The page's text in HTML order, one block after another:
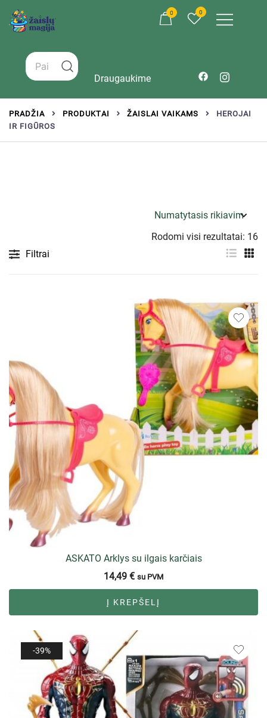
0 0
Draugaukime
PRADŽIA PRODUKTAI ŽAISLAI VAIKAMS
HEROJAI
IR FIGŪROS
Filtrai
Rodomi visi rezultatai: 16
ASKATO Arklys su ilgais karčiais
14,49 € su PVM
Į KREPŠELĮ
-39%